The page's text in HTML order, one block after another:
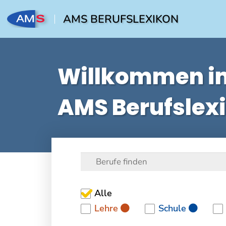
AMS BERUFSLEXIKON
Willkommen
AMS
Alle
Lehre
Schule